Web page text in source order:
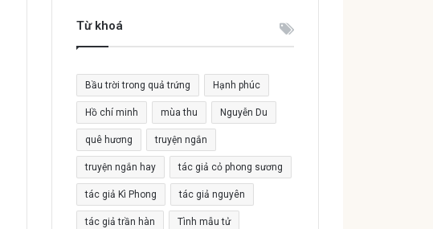
c
o
:
Từ khoá
Bầu trời trong quả trứng Hạnh phúc
Hồ chí minh mùa thu Nguyễn Du
quê hương truyện ngắn
truyện ngắn hay tác giả cỏ phong sương
tác giả Kì Phong tác giả nguyên
tác giả trần hàn Tình mẫu tử